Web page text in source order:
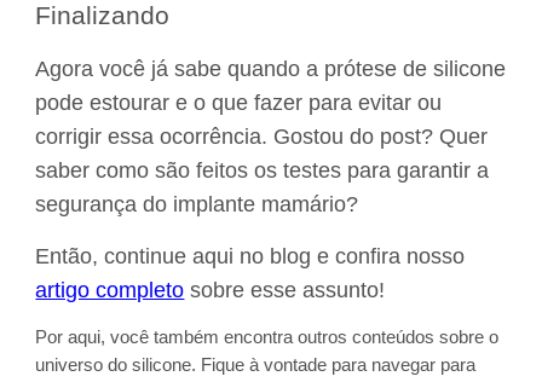
Finalizando
Agora você já sabe quando a prótese de silicone
pode estourar e o que fazer para evitar ou
corrigir essa ocorrência. Gostou do post? Quer
saber como são feitos os testes para garantir a
segurança do implante mamário?
Então, continue aqui no blog e confira nosso
artigo completo sobre esse assunto!
Por aqui, você também encontra outros conteúdos sobre o
universo do silicone. Fique à vontade para navegar para